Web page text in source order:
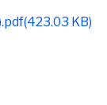
(423.03 KB)